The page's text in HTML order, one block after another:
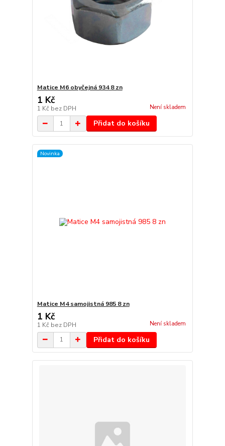
Matice M6 obyčejná 934 8 zn
1 Kč
1 Kč bez DPH Není skladem
Přidat do košíku
Novinka
Matice M4 samojistná 985 8 zn
1 Kč
1 Kč bez DPH Není skladem
Přidat do košíku